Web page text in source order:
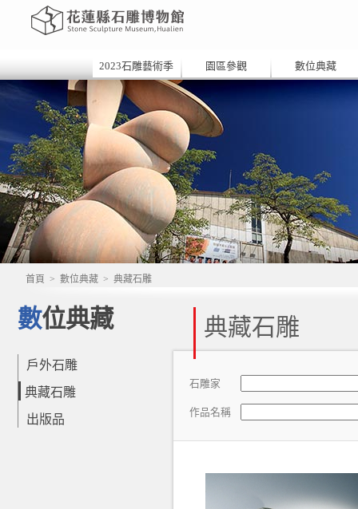
2023石雕藝術季 園區參觀 數位典藏
首頁 > 數位典藏 > 典藏石雕
數位典藏
戶外石雕
典藏石雕
出版品
典藏石雕
石雕家
作品名稱